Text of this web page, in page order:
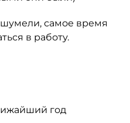
самое время
в работу.